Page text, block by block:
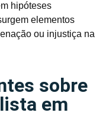
hipóteses
elementos
ou injustiça na
sobre
em